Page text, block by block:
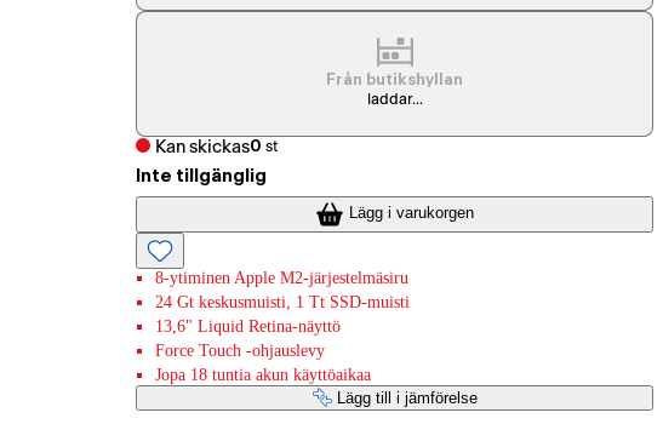
Från butikshyllan
laddar...
Kan skickas0 st
Inte tillgänglig
Lägg i varukorgen
8-ytiminen Apple M2-järjestelmäsiru
24 Gt keskusmuisti, 1 Tt SSD-muisti
13,6" Liquid Retina-näyttö
Force Touch -ohjauslevy
Jopa 18 tuntia akun käyttöaikaa
Lägg till i jämförelse